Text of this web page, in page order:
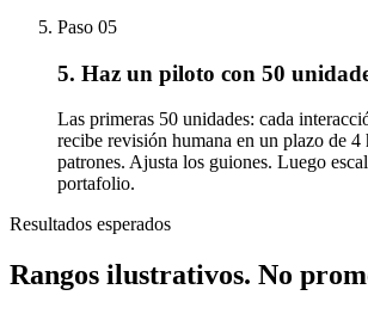
Paso 05
5. Haz un piloto con 50
Las primeras 50 unidades: cada
recibe revisión humana en un plazo de 4
patrones. Ajusta los guiones. Luego
portafolio.
Resultados esperados
Rangos ilustrativos. No